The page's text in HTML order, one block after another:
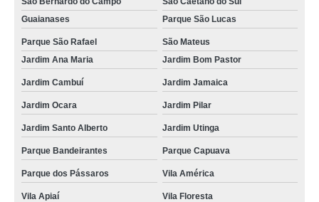
Guaianases
Parque São Lucas
Parque São Rafael
São Mateus
Jardim Ana Maria
Jardim Bom Pastor
Jardim Cambuí Jardim Jamaica
Jardim Ocara Jardim Pilar
Jardim Santo Alberto Jardim Utinga
Parque Bandeirantes Parque Capuava
Parque dos Pássaros Vila América
Vila Apiaí Vila Floresta